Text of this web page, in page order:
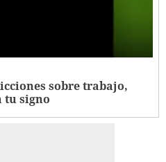
sobre trabajo,
tu signo